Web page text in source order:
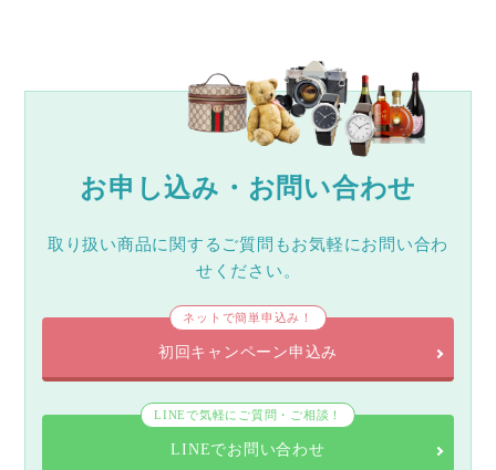
お申し込み・お問い合わせ
取り扱い商品に関するご質問もお気軽にお問い合わ
せください。
ネットで簡単申込み！
初回キャンペーン申込み
LINEで気軽にご質問・ご相談！
LINEでお問い合わせ